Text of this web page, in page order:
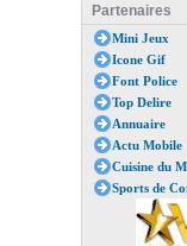
Partenaires
Mini Jeux
Icone Gif
Font Police
Top Delire
Annuaire
Actu Mobile
Cuisine du
Sports de